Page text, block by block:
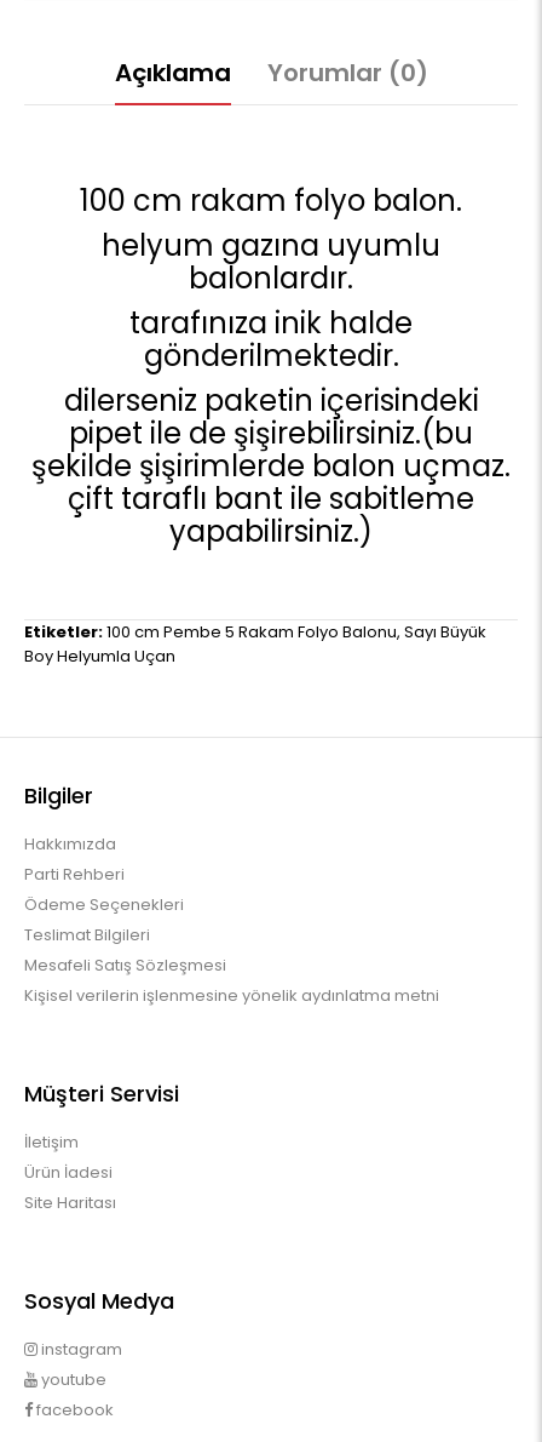
Açıklama Yorumlar (0)
100 cm rakam folyo balon.
helyum gazına uyumlu
balonlardır.
tarafınıza inik halde
gönderilmektedir.
dilerseniz paketin içerisindeki
pipet ile de şişirebilirsiniz.(bu
şekilde şişirimlerde balon uçmaz.
çift taraflı bant ile sabitleme
yapabilirsiniz.)
Etiketler:100 cm Pembe 5 Rakam Folyo Balonu, Sayı Büyük
Boy Helyumla Uçan
Bilgiler
Hakkımızda
Parti Rehberi
Ödeme Seçenekleri
Teslimat Bilgileri
Mesafeli Satış Sözleşmesi
Kişisel verilerin işlenmesine yönelik aydınlatma metni
Müşteri Servisi
İletişim
Ürün İadesi
Site Haritası
Sosyal Medya
instagram
youtube
facebook